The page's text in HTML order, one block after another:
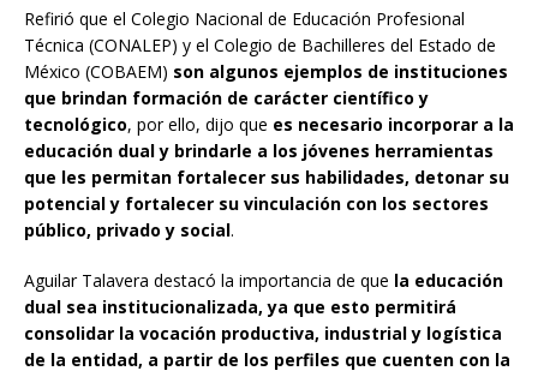
Refirió que el Colegio Nacional de Educación Profesional
Técnica (CONALEP) y el Colegio de Bachilleres del Estado de
México (COBAEM) son algunos ejemplos de instituciones
que brindan formación de carácter científico y
tecnológico, por ello, dijo que es necesario incorporar a la
educación dual y brindarle a los jóvenes herramientas
que les permitan fortalecer sus habilidades, detonar su
potencial y fortalecer su vinculación con los sectores
público, privado y social.
Aguilar Talavera destacó la importancia de que la educación
dual sea institucionalizada, ya que esto permitirá
consolidar la vocación productiva, industrial y logística
de la entidad, a partir de los perfiles que cuenten con la